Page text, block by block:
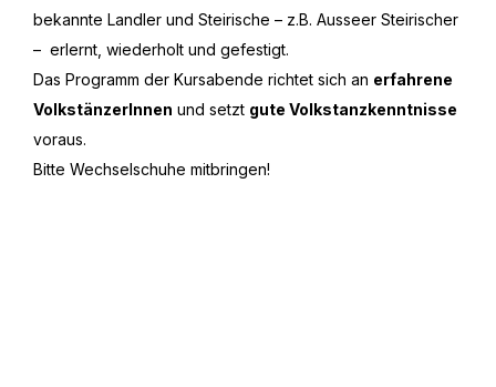
bekannte Landler und Steirische – z.B. Ausseer Steirischer
– erlernt, wiederholt und gefestigt.
Das Programm der Kursabende richtet sich an erfahrene
VolkstänzerInnen und setzt gute Volkstanzkenntnisse
voraus.
Bitte Wechselschuhe mitbringen!